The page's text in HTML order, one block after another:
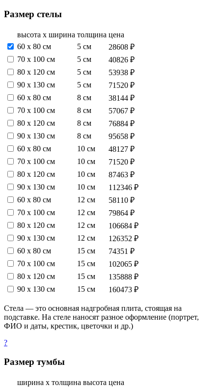
Размер стелы
высота х ширина толщина цена
60 х 80 см
5 см
28608 ₽
70 х 100 см
5 см
40826 ₽
80 х 120 см
5 см
53938 ₽
90 х 130 см
5 см
71520 ₽
60 х 80 см
8 см
38144 ₽
70 х 100 см
8 см
57067 ₽
80 х 120 см
8 см
76884 ₽
90 х 130 см
8 см
95658 ₽
60 х 80 см
10 см
48127 ₽
70 х 100 см
10 см
71520 ₽
80 х 120 см
10 см
87463 ₽
90 х 130 см
10 см
112346 ₽
60 х 80 см
12 см
58110 ₽
70 х 100 см
12 см
79864 ₽
80 х 120 см
12 см
106684 ₽
90 х 130 см
12 см
126352 ₽
60 х 80 см
15 см
74351 ₽
70 х 100 см
15 см
102065 ₽
80 х 120 см
15 см
135888 ₽
90 х 130 см
15 см 160473 ₽
Стела — это основная надгробная плита, стоящая на
подставке. На стеле наносят разное оформление (портрет,
ФИО и даты, крестик, цветочки и др.)
?
Размер тумбы
ширина х толщина высота цена